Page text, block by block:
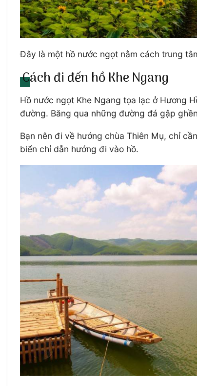
Đây là một hồ nước ngọt nằm cách trung
Cách đi đến hồ Khe Ngang
Hồ nước ngọt Khe Ngang tọa lạc ở Hương
đường. Băng qua những đường đá gập
Bạn nên đi về hướng chùa Thiên Mụ, chỉ
biển chỉ dẫn hướng đi vào hồ.